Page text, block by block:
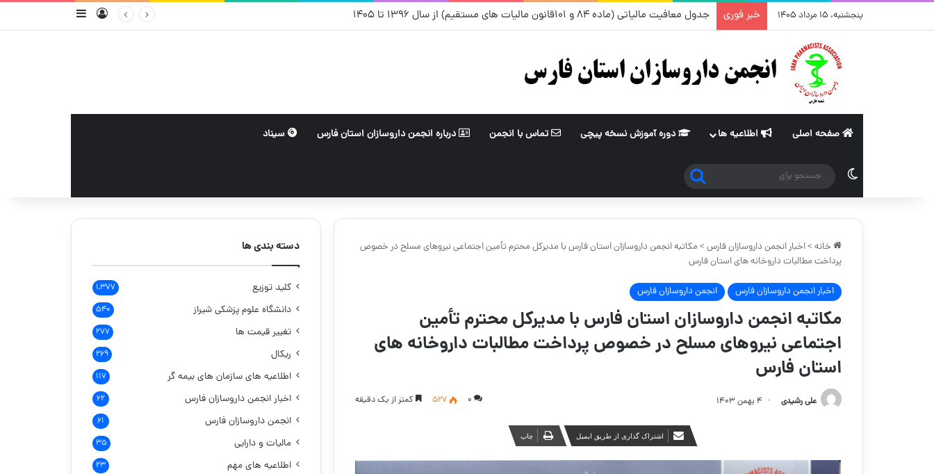
پنجشنبه، ۱۵ مرداد ۱۴۰۵ خبر فوری تغییر قیمت مکمل و گیاهی ۱۴ مرداد ورودسایدبار
صفحه اصلی اطلاعیه ها دوره آموزش نسخه پیچی تماس با انجمن درباره انجمن داروسازان استان فارس سیناد
تغییر پوسته
جستجو
برای
خانه >اخبار انجمن داروسازان فارس > مکاتبه انجمن داروسازان استان فارس با مدیرکل محترم تأمین اجتماعی نیروهای مسلح در خصوص
پرداخت مطالبات داروخانه های استان فارس
اخبار انجمن داروسازان فارس انجمن داروسازان فارس
مکاتبه انجمن داروسازان استان فارس با مدیرکل محترم تأمین
اجتماعی نیروهای مسلح در خصوص پرداخت مطالبات داروخانه های
استان فارس
علی رشیدی ۴ بهمن ۱۴۰۳ ۰ 527 کمتر از یک دقیقه
اشتراک گذاری از طریق ایمیل چاپ
دسته بندی ها
کلید توزیع ۱,۳۷۷
دانشگاه علوم پزشکی شیراز ۵۴۰
تغییر قیمت ها ۲۷۷
ریکال ۲۶۹
اطلاعیه های سازمان های بیمه گر ۱۱۷
اخبار انجمن داروسازان فارس ۶۲
انجمن داروسازان فارس ۶۱
مالیات و دارایی ۳۵
اطلاعیه های مهم ۲۳